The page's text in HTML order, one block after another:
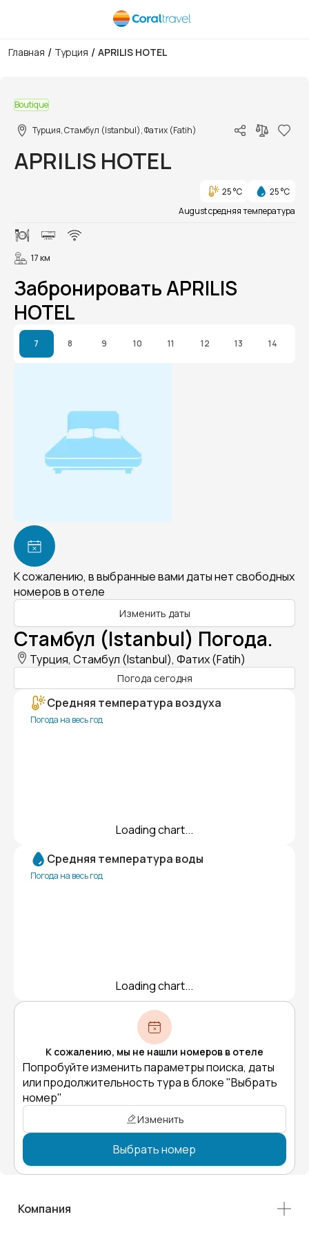
Главная / Турция / APRILIS HOTEL
Boutique
Турция, Стамбул (Istanbul), Фатих (Fatih)
APRILIS HOTEL
25 °C
25 °C
August средняя температура
17 км
Забронировать APRILIS
HOTEL
7 8 9 10 11 12 13 14
К сожалению, в выбранные вами даты нет свободных
номеров в отеле
Изменить даты
Стамбул (Istanbul) Погода.
Турция, Стамбул (Istanbul), Фатих (Fatih)
Погода сегодня
Средняя температура воздуха
Погода на весь год
Loading chart...
Средняя температура воды
Погода на весь год
Loading chart...
К сожалению, мы не нашли номеров в отеле
Попробуйте изменить параметры поиска, даты
или продолжительность тура в блоке "Выбрать
номер"
Изменить
Выбрать номер
Компания